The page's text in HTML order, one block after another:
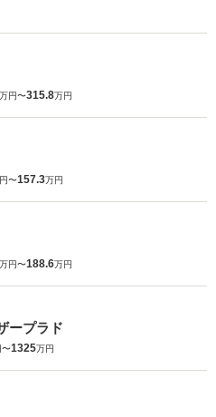
万円〜315.8万円
〜157.3万円
万円〜188.6万円
ープラド
〜1325万円